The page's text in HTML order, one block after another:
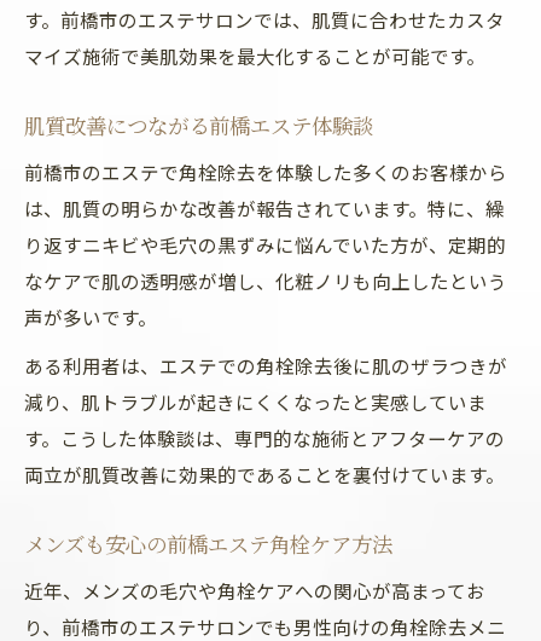
す。前橋市のエステサロンでは、肌質に合わせたカスタ
マイズ施術で美肌効果を最大化することが可能です。
肌質改善につながる前橋エステ体験談
前橋市のエステで角栓除去を体験した多くのお客様から
は、肌質の明らかな改善が報告されています。特に、繰
り返すニキビや毛穴の黒ずみに悩んでいた方が、定期的
なケアで肌の透明感が増し、化粧ノリも向上したという
声が多いです。
ある利用者は、エステでの角栓除去後に肌のザラつきが
減り、肌トラブルが起きにくくなったと実感していま
す。こうした体験談は、専門的な施術とアフターケアの
両立が肌質改善に効果的であることを裏付けています。
メンズも安心の前橋エステ角栓ケア方法
近年、メンズの毛穴や角栓ケアへの関心が高まってお
り、前橋市のエステサロンでも男性向けの角栓除去メニ